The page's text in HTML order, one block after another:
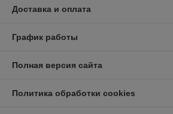
Доставка и оплата
График работы
Полная версия сайта
Политика обработки cookies